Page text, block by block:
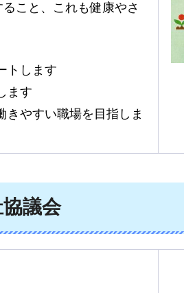
こと、これも健康やさ
トします
ます
きやすい職場を目指しま
議会